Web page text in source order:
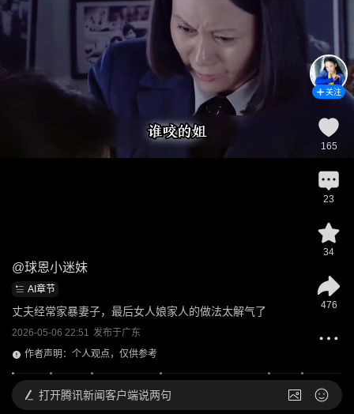
@球恩小迷妹
AI章节
丈夫经常家暴妻子，最后女人娘家人的做法太解气了
2026-05-06 22:51 发布于广东
作者声明：个人观点，仅供参考
关注
165
23
34
476
打开腾讯新闻客户端说两句